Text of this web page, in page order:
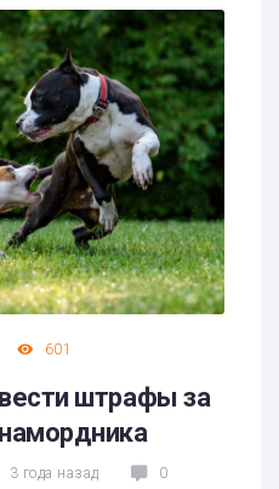
601
штрафы за
3 года назад 0